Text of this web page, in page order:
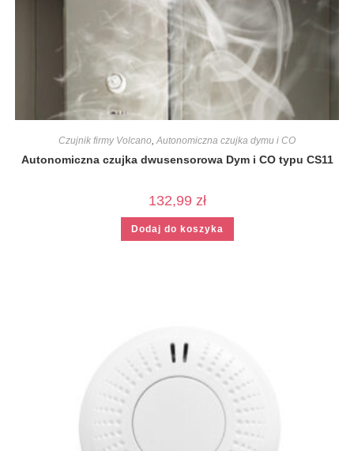
Czujnik firmy Volcano Autonomiczna czujka dymu i CO
Autonomiczna czujka dwusensorowa Dym i CO typu CS11
132,99 zł
Dodaj do koszyka